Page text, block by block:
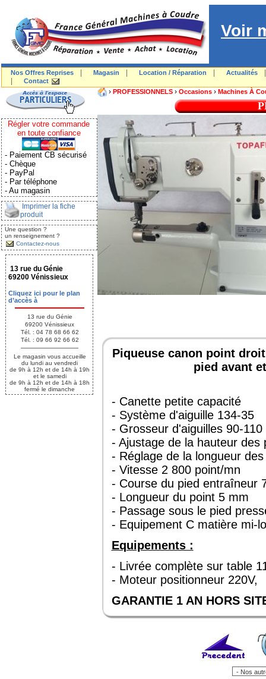
Voir
Nos Offres Reprises Magasin Location / Réparation Actualités
Contact
Régler votre commande
en toute confiance
- Paiement CB sécurisé
- Chèque
- PayPal
- Par téléphone
- Au magasin
Imprimer la fiche
produit
Une question ?
un renseignement ?
Contactez-nous
13 rue du Génie
69200 Vénissieux
Cliquez ici pour le plan
d’accès à
13 rue du Génie
69200 Vénissieux
Tél. : 04 78 68 66 62
Tél. : 09 66 92 66 62
Le magasin vous accueille
du lundi au vendredi
de 9h à 12h et de 14h à 19h
et le samedi
de 9h à 12h et de 14h à 18h
fermé le dimanche
› PROFESSIONNELS › Occasions › Machines À
Piqueuse canon point
pied avant
- Canette petite capacité
- Système d'aiguille 134-35
- Grosseur d'aiguilles 90-110
- Ajustage de la hauteur des
- Réglage de la longueur
- Vitesse 2 800 point/mn
- Course du pied entraîneur
- Longueur du point 5 mm
- Passage sous le pied
- Equipement C matière mi-
Equipements :
- Livrée complète sur table
- Moteur positionneur 220V,
GARANTIE 1 AN HORS